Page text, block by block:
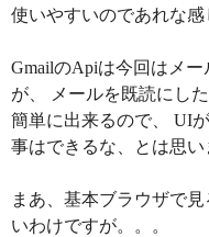
使いやすいのであれな感
GmailのApiは今回はメ
が、 メールを既読にし
簡単に出来るので、 UI
事はできるな、とは思い
まあ、基本ブラウザで
いわけですが。。。